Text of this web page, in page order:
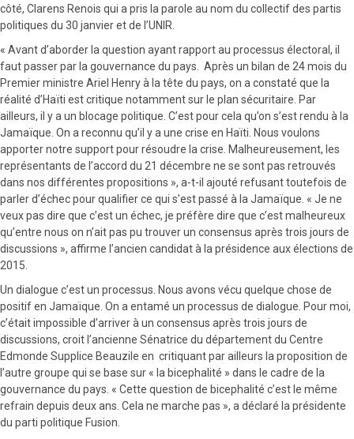
côté, Clarens Renois qui a pris la parole au nom du collectif des partis
politiques du 30 janvier et de l’UNIR.
« Avant d’aborder la question ayant rapport au processus électoral, il
faut passer par la gouvernance du pays. Après un bilan de 24 mois du
Premier ministre Ariel Henry à la tête du pays, on a constaté que la
réalité d’Haïti est critique notamment sur le plan sécuritaire. Par
ailleurs, il y a un blocage politique. C’est pour cela qu’on s’est rendu à la
Jamaïque. On a reconnu qu’il y a une crise en Haïti. Nous voulons
apporter notre support pour résoudre la crise. Malheureusement, les
représentants de l’accord du 21 décembre ne se sont pas retrouvés
dans nos différentes propositions », a-t-il ajouté refusant toutefois de
parler d’échec pour qualifier ce qui s’est passé à la Jamaïque. « Je ne
veux pas dire que c’est un échec, je préfère dire que c’est malheureux
qu’entre nous on n’ait pas pu trouver un consensus après trois jours de
discussions », affirme l’ancien candidat à la présidence aux élections de
2015.
Un dialogue c’est un processus. Nous avons vécu quelque chose de
positif en Jamaïque. On a entamé un processus de dialogue. Pour moi,
c’était impossible d’arriver à un consensus après trois jours de
discussions, croit l’ancienne Sénatrice du département du Centre
Edmonde Supplice Beauzile en critiquant par ailleurs la proposition de
l’autre groupe qui se base sur « la bicephalité » dans le cadre de la
gouvernance du pays. « Cette question de bicephalité c’est le même
refrain depuis deux ans. Cela ne marche pas », a déclaré la présidente
du parti politique Fusion.